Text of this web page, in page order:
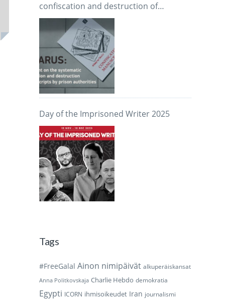
confiscation and destruction of
manuscripts by prison authorities
Day of the Imprisoned Writer 2025
Tags
#FreeGalal Ainon nimipäivät alkuperäiskansat
Anna Politkovskaja Charlie Hebdo demokratia
Egypti ICORN ihmisoikeudet Iran journalismi